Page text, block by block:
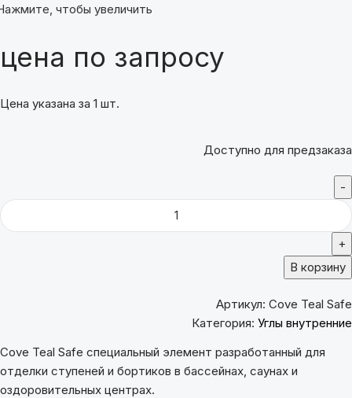
чтобы увеличить
цена по запросу
Цена указана за 1 шт.
Доступно для предзаказа
В корзину
Артикул: Cove Teal Safe
Категория: Углы внутренние
Cove Teal Safe специальный элемент разработанный для
отделки ступеней и бортиков в бассейнах, саунах и
оздоровительных центрах.